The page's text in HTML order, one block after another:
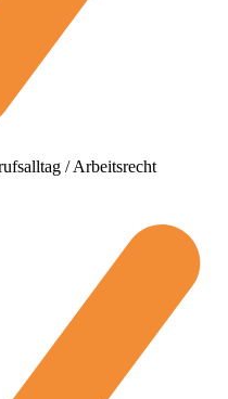
/ Arbeitsrecht